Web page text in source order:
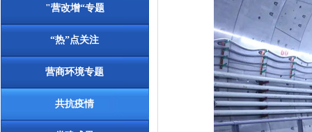
"营改增“专题
“热”点关注
营商环境专题
共抗疫情